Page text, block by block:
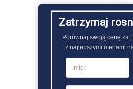
Zatrzymaj
Porównaj swoją cenę za
z najlepszymi ofertami